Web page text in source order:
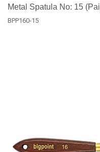
Metal Spatula No: 15
BPP160-15